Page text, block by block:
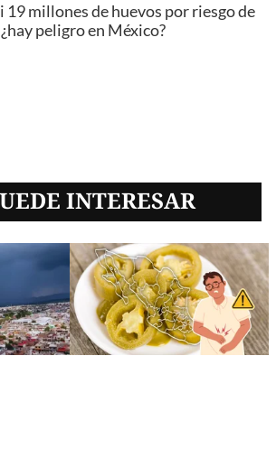
19 millones de huevos por riesgo de
peligro en México?
INTERESAR